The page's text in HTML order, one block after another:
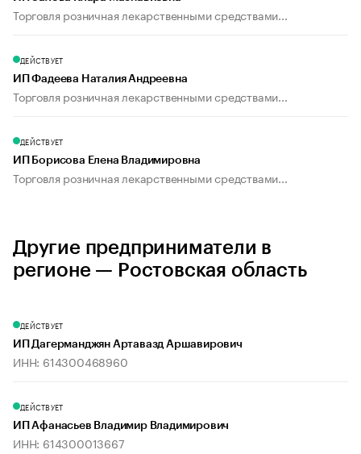
Торговля розничная лекарственными средствами...
ДЕЙСТВУЕТ
ИП Фадеева Наталия Андреевна
Торговля розничная лекарственными средствами...
ДЕЙСТВУЕТ
ИП Борисова Елена Владимировна
Торговля розничная лекарственными средствами...
Другие предприниматели в
регионе — Ростовская область
ДЕЙСТВУЕТ
ИП Дагерманджян Артавазд Аршавирович
ИНН: 614300468960
ДЕЙСТВУЕТ
ИП Афанасьев Владимир Владимирович
ИНН: 614300013667